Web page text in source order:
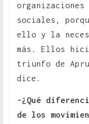
organizaciones
sociales,
ello y la
más. Ellos
triunfo de
dice.
-¿Qué
de los